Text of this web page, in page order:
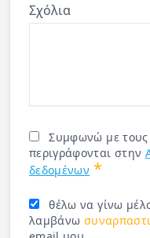
Σχόλια
Συμφωνώ με τους
περιγράφονται στην
δεδομένων *
θέλω να γίνω
λαμβάνω